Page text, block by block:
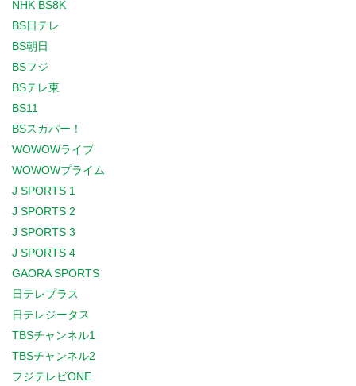
NHK BS8K
BS日テレ
BS朝日
BSフジ
BSテレ東
BS11
BSスカパー！
WOWOWライブ
WOWOWプライム
J SPORTS 1
J SPORTS 2
J SPORTS 3
J SPORTS 4
GAORA SPORTS
日テレプラス
日テレジータス
TBSチャンネル1
TBSチャンネル2
フジテレビONE